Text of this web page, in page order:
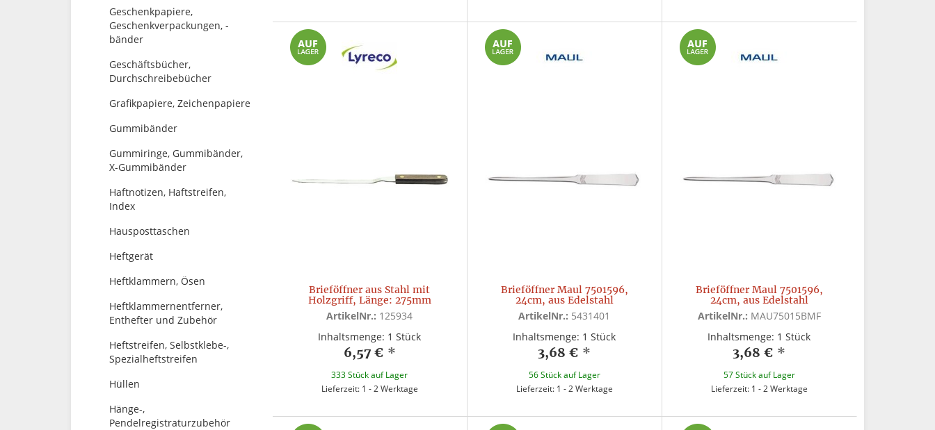
Brieföffner aus Stahl mit
Holzgriff, Länge: 275mm
ArtikelNr.: 125934
Inhaltsmenge: 1 Stück
6,57 € *
333 Stück auf Lager
Lieferzeit: 1 - 2 Werktage
Brieföffner Maul 7501596,
24cm, aus Edelstahl
ArtikelNr.: 5431401
Inhaltsmenge: 1 Stück
3,68 € *
56 Stück auf Lager
Lieferzeit: 1 - 2 Werktage
Brieföffner Maul 7501596,
24cm, aus Edelstahl
ArtikelNr.: MAU75015BMF
Inhaltsmenge: 1 Stück
3,68 € *
57 Stück auf Lager
Lieferzeit: 1 - 2 Werktage
Geschenkpapiere,
Geschenkverpackungen, -
bänder
Geschäftsbücher,
Durchschreibebücher
Grafikpapiere, Zeichenpapiere
Gummibänder
Gummiringe, Gummibänder,
X-Gummibänder
Haftnotizen, Haftstreifen,
Index
Hausposttaschen
Heftgerät
Heftklammern, Ösen
Heftklammernentferner,
Enthefter und Zubehör
Heftstreifen, Selbstklebe-,
Spezialheftstreifen
Hüllen
Hänge-,
Pendelregistraturzubehör